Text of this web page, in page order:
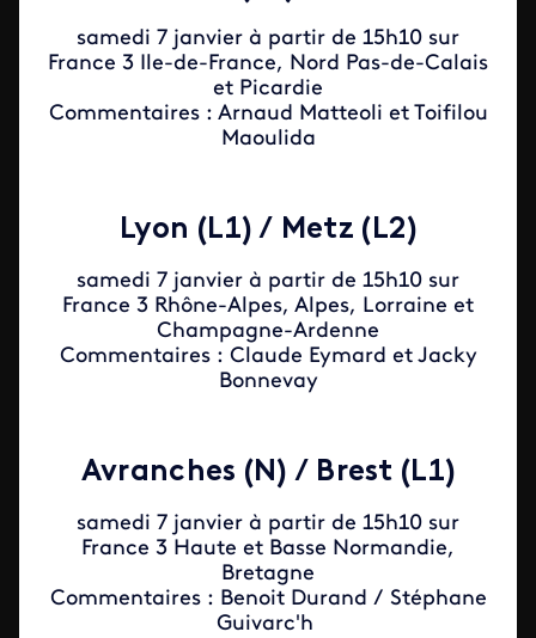
samedi 7 janvier à partir de 15h10 sur
France 3 Ile-de-France, Nord Pas-de-Calais
et Picardie
Commentaires : Arnaud Matteoli et Toifilou
Maoulida
Lyon (L1) / Metz (L2)
samedi 7 janvier à partir de 15h10 sur
France 3 Rhône-Alpes, Alpes, Lorraine et
Champagne-Ardenne
Commentaires : Claude Eymard et Jacky
Bonnevay
Avranches (N) / Brest (L1)
samedi 7 janvier à partir de 15h10 sur
France 3 Haute et Basse Normandie,
Bretagne
Commentaires : Benoit Durand / Stéphane
Guivarc'h